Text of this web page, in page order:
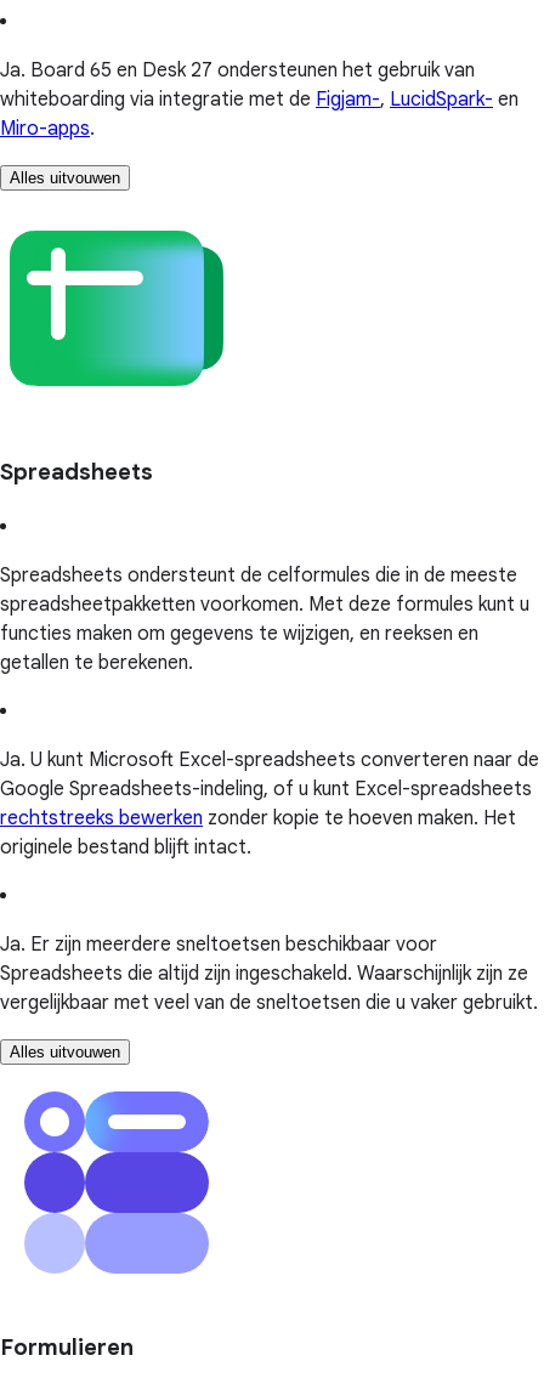
Ja. Board 65 en Desk 27 ondersteunen het gebruik van
whiteboarding via integratie met de Figjam-, LucidSpark- en
Miro-apps.
Alles uitvouwen
Spreadsheets
Spreadsheets ondersteunt de celformules die in de meeste
spreadsheetpakketten voorkomen. Met deze formules kunt u
functies maken om gegevens te wijzigen, en reeksen en
getallen te berekenen.
Ja. U kunt Microsoft Excel-spreadsheets converteren naar de
Google Spreadsheets-indeling, of u kunt Excel-spreadsheets
rechtstreeks bewerken zonder kopie te hoeven maken. Het
originele bestand blijft intact.
Ja. Er zijn meerdere sneltoetsen beschikbaar voor
Spreadsheets die altijd zijn ingeschakeld. Waarschijnlijk zijn ze
vergelijkbaar met veel van de sneltoetsen die u vaker gebruikt.
Alles uitvouwen
Formulieren